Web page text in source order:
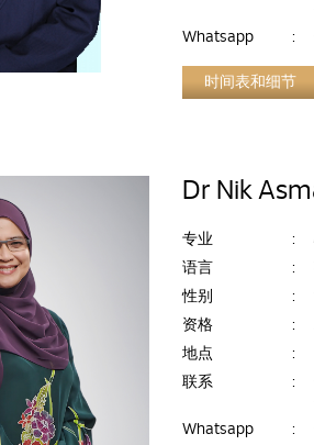
Whatsapp :
时间表和细节
Dr Nik
专业 :
语言
:
性别
:
资格
:
地点
:
联系
:
Whatsapp :